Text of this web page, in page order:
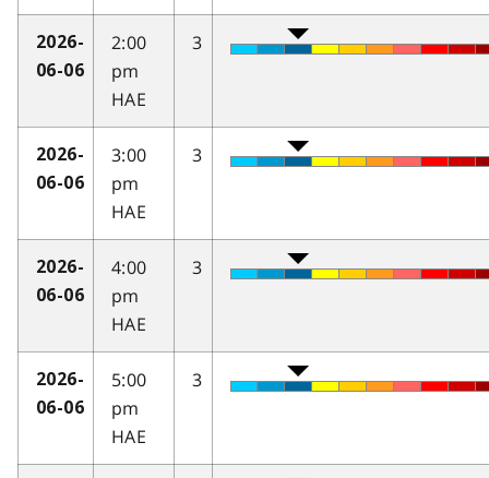
2026-
06-06
2:00
pm
HAE
3
2026-
06-06
3:00
pm
HAE
3
2026-
06-06
4:00
pm
HAE
3
2026-
06-06
5:00
pm
HAE
3